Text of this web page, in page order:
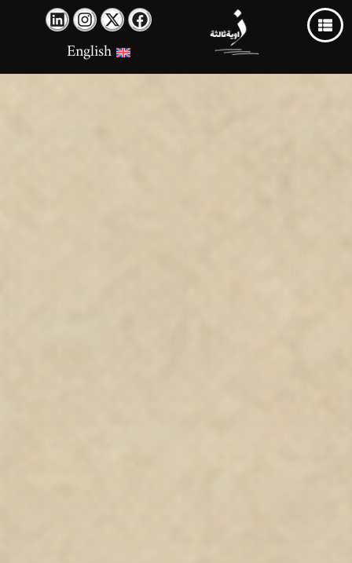
English